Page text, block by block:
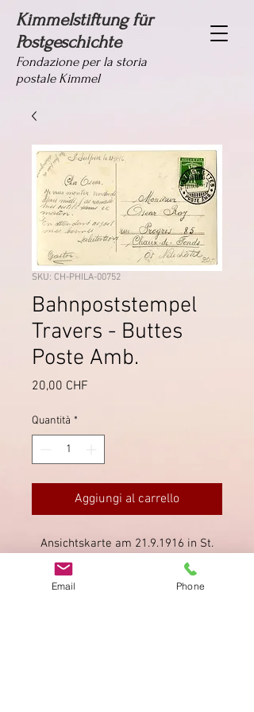
Kimmelstiftung für
Postgeschichte
Fondazione per la storia
postale Kimmel
SKU: CH-PHILA-00752
Bahnpoststempel
Travers - Buttes
Poste Amb.
20,00 CHF
Quantità *
Aggiungi al carrello
Ansichtskarte am 21.9.1916 in St.
Sulpice geschrieben, entwertet mit
dem Bahnpoststempel auf der Linie
Email Phone